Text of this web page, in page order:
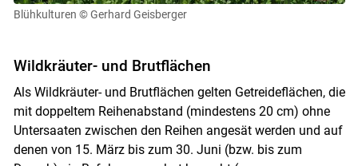
Blühkulturen © Gerhard Geisberger
Wildkräuter- und Brutflächen
Als Wildkräuter- und Brutflächen gelten Getreideflächen, die
mit doppeltem Reihenabstand (mindestens 20 cm) ohne
Untersaaten zwischen den Reihen angesät werden und auf
denen von 15. März bis zum 30. Juni (bzw. bis zum